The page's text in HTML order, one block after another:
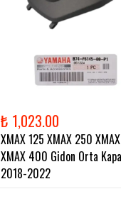
₺ 1,023.00
XMAX 125 XMAX 250
XMAX 400 Gidon Orta
2018-2022